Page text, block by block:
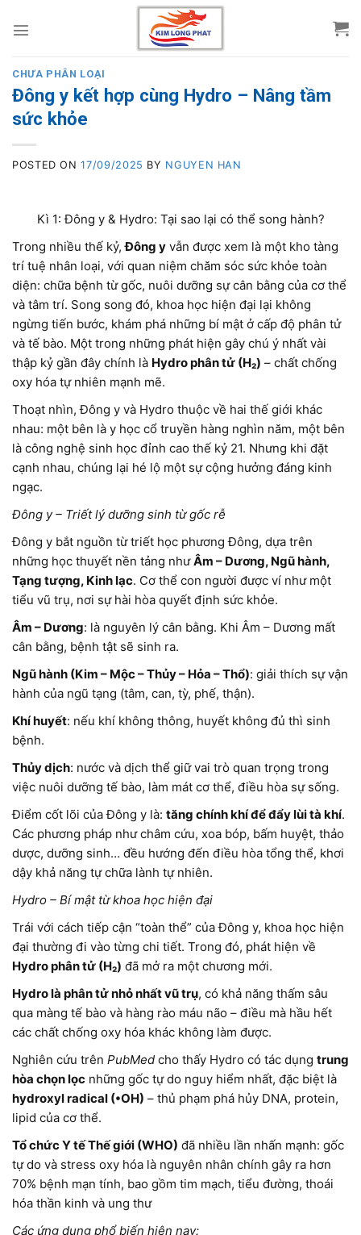
CHƯA PHÂN LOẠI
Đông y kết hợp cùng Hydro – Nâng tầm
sức khỏe
POSTED ON17/09/2025 BY NGUYEN HAN
Kì 1: Đông y & Hydro: Tại sao lại có thể song hành?
Trong nhiều thế kỷ,Đông y vẫn được xem là một kho tàng
trí tuệ nhân loại, với quan niệm chăm sóc sức khỏe toàn
diện: chữa bệnh từ gốc, nuôi dưỡng sự cân bằng của cơ thể
và tâm trí. Song song đó, khoa học hiện đại lại không
ngừng tiến bước, khám phá những bí mật ở cấp độ phân tử
và tế bào. Một trong những phát hiện gây chú ý nhất vài
thập kỷ gần đây chính là Hydro phân tử (H₂) – chất chống
oxy hóa tự nhiên mạnh mẽ.
Thoạt nhìn, Đông y và Hydro thuộc về hai thế giới khác
nhau: một bên là y học cổ truyền hàng nghìn năm, một bên
là công nghệ sinh học đỉnh cao thế kỷ 21. Nhưng khi đặt
cạnh nhau, chúng lại hé lộ một sự cộng hưởng đáng kinh
ngạc.
Đông y – Triết lý dưỡng sinh từ gốc rễ
Đông y bắt nguồn từ triết học phương Đông, dựa trên
những học thuyết nền tảng nhưÂm – Dương, Ngũ hành,
Tạng tượng, Kinh lạc. Cơ thể con người được ví như một
tiểu vũ trụ, nơi sự hài hòa quyết định sức khỏe.
Âm – Dương: là nguyên lý cân bằng. Khi Âm – Dương mất
cân bằng, bệnh tật sẽ sinh ra.
Ngũ hành (Kim – Mộc – Thủy – Hỏa – Thổ): giải thích sự vận
hành của ngũ tạng (tâm, can, tỳ, phế, thận).
Khí huyết: nếu khí không thông, huyết không đủ thì sinh
bệnh.
Thủy dịch: nước và dịch thể giữ vai trò quan trọng trong
việc nuôi dưỡng tế bào, làm mát cơ thể, điều hòa sự sống.
Điểm cốt lõi của Đông y là: tăng chính khí để đẩy lùi tà khí.
Các phương pháp như châm cứu, xoa bóp, bấm huyệt, thảo
dược, dưỡng sinh… đều hướng đến điều hòa tổng thể, khơi
dậy khả năng tự chữa lành tự nhiên.
Hydro – Bí mật từ khoa học hiện đại
Trái với cách tiếp cận “toàn thể” của Đông y, khoa học hiện
đại thường đi vào từng chi tiết. Trong đó, phát hiện về
Hydro phân tử (H₂) đã mở ra một chương mới.
Hydro là phân tử nhỏ nhất vũ trụ, có khả năng thấm sâu
qua màng tế bào và hàng rào máu não – điều mà hầu hết
các chất chống oxy hóa khác không làm được.
Nghiên cứu trên PubMed cho thấy Hydro có tác dụng trung
hòa chọn lọc những gốc tự do nguy hiểm nhất, đặc biệt là
hydroxyl radical (•OH) – thủ phạm phá hủy DNA, protein,
lipid của cơ thể.
Tổ chức Y tế Thế giới (WHO) đã nhiều lần nhấn mạnh: gốc
tự do và stress oxy hóa là nguyên nhân chính gây ra hơn
70% bệnh mạn tính, bao gồm tim mạch, tiểu đường, thoái
hóa thần kinh và ung thư
Các ứng dụng phổ biến hiện nay: